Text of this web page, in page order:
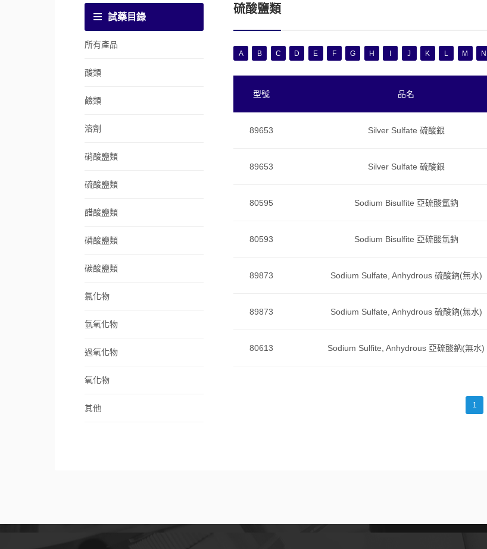
試藥目錄
所有產品
酸類
鹼類
溶劑
硝酸鹽類
硫酸鹽類
醋酸鹽類
磷酸鹽類
碳酸鹽類
氯化物
氫氧化物
過氧化物
氧化物
其他
硫酸鹽類
A B C D E F G H J K L M N
型號 品名
89653 Silver Sulfate 硫酸銀
89653 Silver Sulfate 硫酸銀
80595 Sodium Bisulfite 亞硫酸氫鈉
80593 Sodium Bisulfite 亞硫酸氫鈉
89873 Sodium Sulfate, Anhydrous 硫酸鈉(無水)
89873 Sodium Sulfate, Anhydrous 硫酸鈉(無水)
80613 Sodium Sulfite, Anhydrous 亞硫酸鈉(無水)
1